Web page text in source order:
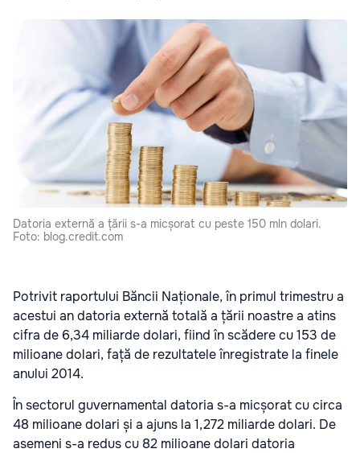
Datoria externă a țării s-a micșorat cu peste 150 mln dolari.
Foto: blog.credit.com
Potrivit raportului Băncii Naționale, în primul trimestru a
acestui an datoria externă totală a țării noastre a atins
cifra de 6,34 miliarde dolari, fiind în scădere cu 153 de
milioane dolari, față de rezultatele înregistrate la finele
anului 2014.
În sectorul guvernamental datoria s-a micșorat cu circa
48 milioane dolari și a ajuns la 1,272 miliarde dolari. De
asemeni s-a redus cu 82 milioane dolari datoria